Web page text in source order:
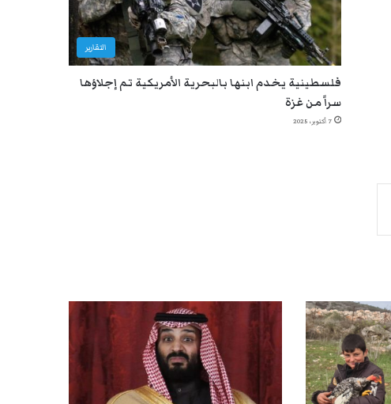
التقارير
فلسطينية يخدم ابنها بالبحرية الأمريكية تم إجلاؤها
سراً من غزة
7 أكتوبر، 2025